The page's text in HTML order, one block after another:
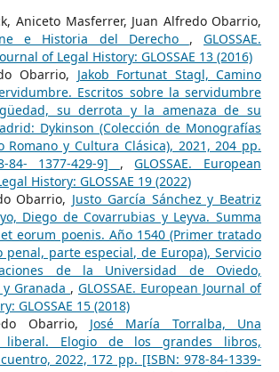
Aniceto Masferrer, Juan Alfredo Obarrio,
e Historia del Derecho ,GLOSSAE.
of Legal History: GLOSSAE 13 (2016)
Obarrio, Jakob Fortunat Stagl, Camino
Escritos sobre la servidumbre
su derrota y la amenaza de su
Dykinson (Colección de Monografías
Romano y Cultura Clásica), 2021, 204 pp.
84- 1377-429-9] ,GLOSSAE. European
History: GLOSSAE 19 (2022)
Obarrio, Justo García Sánchez y Beatriz
Diego de Covarrubias y Leyva. Summa
eorum poenis. Año 1540 (Primer tratado
penal, parte especial, de Europa), Servicio
de la Universidad de Oviedo,
Granada ,GLOSSAE. European Journal of
GLOSSAE 15 (2018)
Obarrio, José María Torralba, Una
liberal. Elogio de los grandes libros,
2022, 172 pp. [ISBN: 978-84-1339-